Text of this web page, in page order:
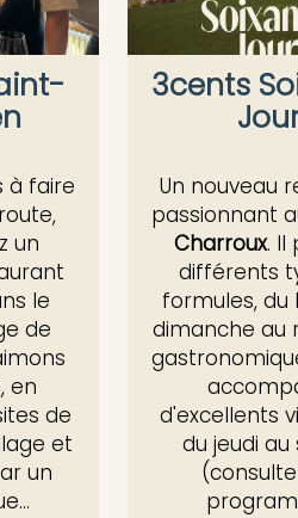
à faire
un
le
de
en
de
et
un
3cents
Un nouveau
passionnant
Charroux. Il
différents
formules, du
dimanche au
d'excellents
du jeudi